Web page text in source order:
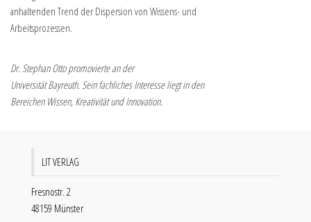
anhaltenden Trend der Dispersion von Wissens- und
Arbeitsprozessen.
Dr. Stephan Otto promovierte an der
Universität Bayreuth. Sein fachliches Interesse liegt in den
Bereichen Wissen, Kreativität und Innovation.
LIT VERLAG
Fresnostr. 2
48159 Münster